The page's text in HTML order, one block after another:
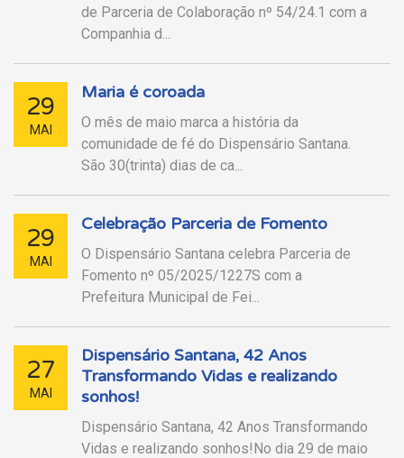
de Parceria de Colaboração nº 54/24.1 com a
Companhia d...
29
MAI
Maria é coroada
O mês de maio marca a história da
comunidade de fé do Dispensário Santana.
São 30(trinta) dias de ca...
29
MAI
Celebração Parceria de Fomento
O Dispensário Santana celebra Parceria de
Fomento nº 05/2025/1227S com a
Prefeitura Municipal de Fei...
27
MAI
Dispensário Santana, 42 Anos
Transformando Vidas e realizando
sonhos!
Dispensário Santana, 42 Anos Transformando
Vidas e realizando sonhos!No dia 29 de maio